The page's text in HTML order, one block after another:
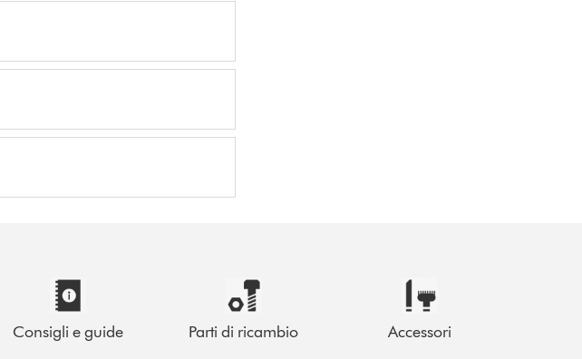
Consigli e guide Parti di ricambio Accessori